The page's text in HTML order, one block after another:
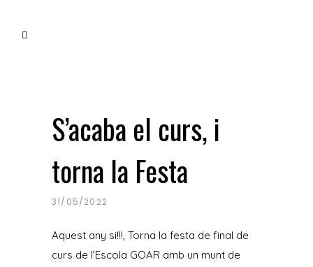
S’acaba el curs, i
torna la Festa
31/05/2022
Aquest any si!!!, Torna la festa de final de
curs de l’Escola GOAR amb un munt de